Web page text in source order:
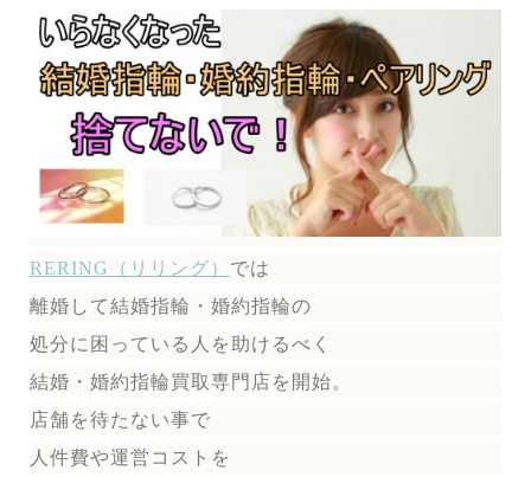
RERING（リリング） では
離婚して結婚指輪・婚約指輪の
処分に困っている人を助けるべく
結婚・婚約指輪買取専門店を開始。
店舗を待たない事で
人件費や運営コストを